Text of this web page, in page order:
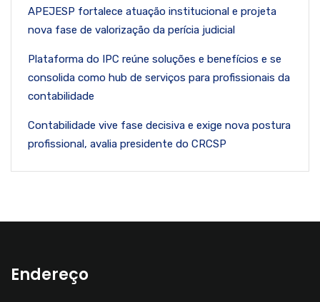
APEJESP fortalece atuação institucional e projeta
nova fase de valorização da perícia judicial
Plataforma do IPC reúne soluções e benefícios e se
consolida como hub de serviços para profissionais da
contabilidade
Contabilidade vive fase decisiva e exige nova postura
profissional, avalia presidente do CRCSP
Endereço